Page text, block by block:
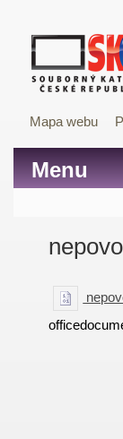
Mapa webu
Menu